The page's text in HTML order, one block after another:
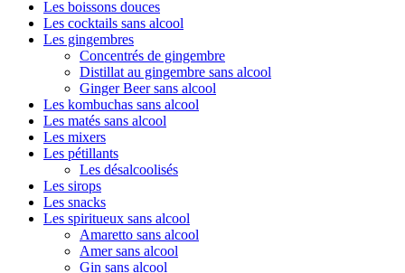
Les boissons douces
Les cocktails sans alcool
Les gingembres
Concentrés de gingembre
Distillat au gingembre sans alcool
Ginger Beer sans alcool
Les kombuchas sans alcool
Les matés sans alcool
Les mixers
Les pétillants
Les désalcoolisés
Les sirops
Les snacks
Les spiritueux sans alcool
Amaretto sans alcool
Amer sans alcool
Gin sans alcool